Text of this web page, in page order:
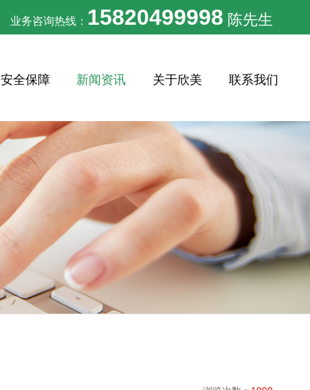
业务咨询热线： 15820499998 陈先生
安全保障 新闻资讯 关于欣美 联系我们